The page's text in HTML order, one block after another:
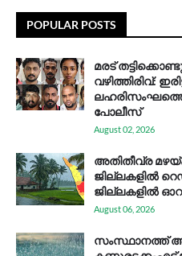
POPULAR POSTS
മരട്
വഴിത്തിരിവ്:
ലഹരിസംഘത്തെ
പോലീസ്
August 02, 2026
അതിതീവ്ര
ജില്ലകളിൽ
ജില്ലകളിൽ
August 06, 2026
സം​സ്ഥാ​ന​ത്ത്